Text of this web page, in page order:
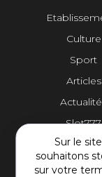
Sur le
souhaitons
sur votre
Culture
Sport
Articles
Slot777